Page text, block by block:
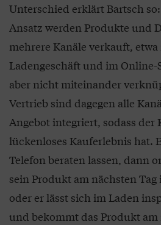
Unterschied erklärt Bartsch
Ansatz werden Produkte und
mehrere Kanäle verkauft,
Ladengeschäft und im Online-
aber nicht miteinander
Vertrieb sind dagegen alle
Angebot integriert, sodass der
lückenloses Kauferlebnis hat.
Telefon beraten lassen, dann
sein Produkt am nächsten
oder er lässt sich im Laden
und bekommt das Produkt am